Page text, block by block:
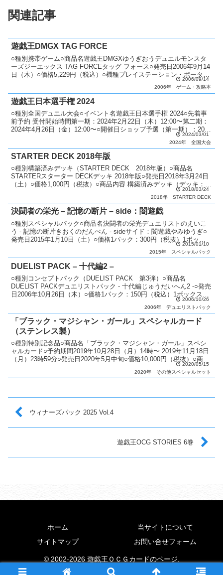
関連記事
遊戯王DMGX TAG FORCE
○種別携帯ゲーム○商品名遊戯王DMGXゆうぎおうデュエルモンスタ
ーズジーエックス TAG FORCEタッグ フォース○発売日2006年9月14
日（木）○価格5,229円（税込）○機種プレイステーション・ポータブ
2006/09/14
2006年
ゲーム・攻略本
遊戯王日本選手権 2024
○種別全国デュエル大会○イベント名遊戯王日本選手権 2024○先着事
前予約 受付開始時間第一期：2024年2月22日（木）12:00〜第二期：
2024年4月26日（金）12:00〜○開催日ショップ予選（第一期）：2024
2024/03/01
2024年
全国大会
STARTER DECK 2018年版
○種別構築済みデッキ（STARTER DECK 2018年版）○商品名
STARTERスターター DECKデッキ 2018年版○発売日2018年3月24日
（土）○価格1,000円（税抜）○商品内容 構築済みデッキ（デッキ：
2018/03/24
2018年
STARTER DECK
決闘者の栄光 – 記憶の断片 – side：闇遊戯
○種別スペシャルパック○商品名決闘者の栄光デュエリストのえいこ
う - 記憶の断片きおくのだんぺん - sideサイド：闇遊戯やみゆうぎ○
発売日2015年1月10日（土）○価格1パック：300円（税抜）1ボック
2015/01/10
2015年
スペシャルパック
DUELIST PACK – 十代編2 –
○種別コンセプトパック（DUELIST PACK 第3弾）○商品名
DUELIST PACKデュエリストパック - 十代編じゅうだいへん2 -○発売
日2006年10月26日（木）○価格1パック：150円（税込）1ボックス：
2006/10/26
2006年
デュエリストパック
「ブラック・マジシャン・ガール」スペシャルカード
（ステンレス製）
○種別特別記念品○商品名「ブラック・マジシャン・ガール」スペシ
ャルカード○予約期間2019年10月28日（月）14時〜 2019年11月18日
（月）23時59分○発売日2020年5月中旬○価格10,000円（税抜）○商品
2020/05/15
2020年
その他スペシャルセット
ウィナーズパック 2025 Vol.4
遊戯王OCG STORIES 6巻
ホーム
当サイトについて
サイトマップ
お問い合せフォーム
© 2002-2026 遊戯王ＯＣＧカードのページ.